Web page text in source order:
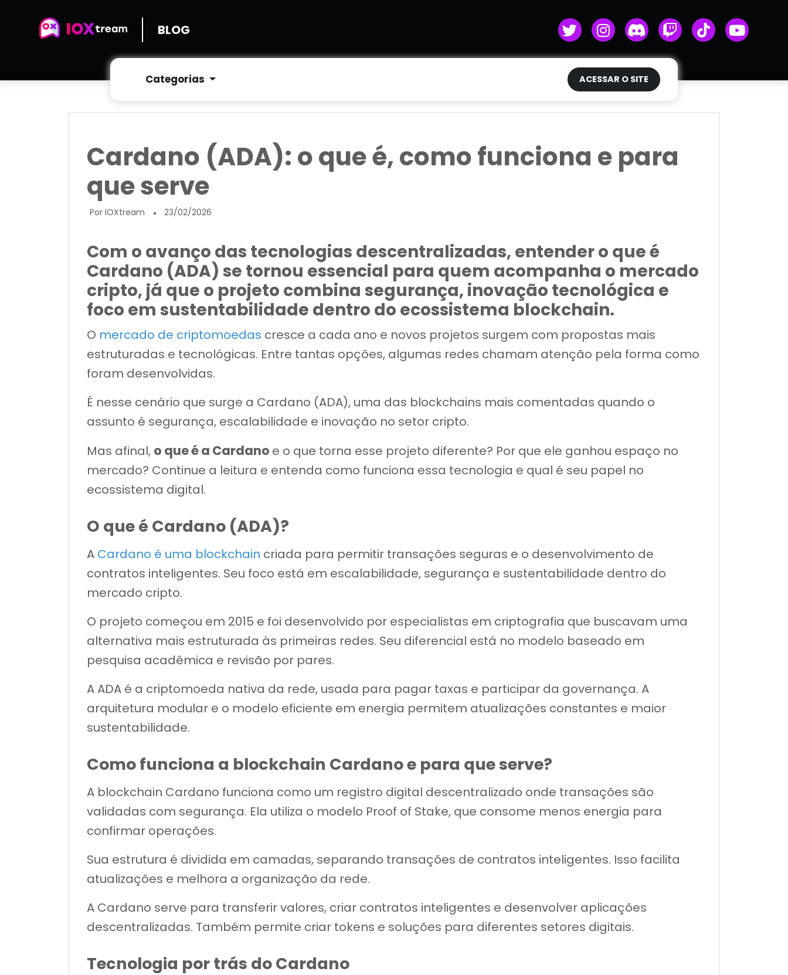
BLOG
Categorias ACESSAR O SITE
Cardano (ADA): o que é, como funciona e para
que serve
Por IOXtream ● 23/02/2026
Com o avanço das tecnologias descentralizadas, entender o que é
Cardano (ADA) se tornou essencial para quem acompanha o mercado
cripto, já que o projeto combina segurança, inovação tecnológica e
foco em sustentabilidade dentro do ecossistema blockchain.
O mercado de criptomoedas cresce a cada ano e novos projetos surgem com propostas mais
estruturadas e tecnológicas. Entre tantas opções, algumas redes chamam atenção pela forma como
foram desenvolvidas.
É nesse cenário que surge a Cardano (ADA), uma das blockchains mais comentadas quando o
assunto é segurança, escalabilidade e inovação no setor cripto.
Mas afinal, o que é a Cardano e o que torna esse projeto diferente? Por que ele ganhou espaço no
mercado? Continue a leitura e entenda como funciona essa tecnologia e qual é seu papel no
ecossistema digital.
O que é Cardano (ADA)?
A Cardano é uma blockchain criada para permitir transações seguras e o desenvolvimento de
contratos inteligentes. Seu foco está em escalabilidade, segurança e sustentabilidade dentro do
mercado cripto.
O projeto começou em 2015 e foi desenvolvido por especialistas em criptografia que buscavam uma
alternativa mais estruturada às primeiras redes. Seu diferencial está no modelo baseado em
pesquisa acadêmica e revisão por pares.
A ADA é a criptomoeda nativa da rede, usada para pagar taxas e participar da governança. A
arquitetura modular e o modelo eficiente em energia permitem atualizações constantes e maior
sustentabilidade.
Como funciona a blockchain Cardano e para que serve?
A blockchain Cardano funciona como um registro digital descentralizado onde transações são
validadas com segurança. Ela utiliza o modelo Proof of Stake, que consome menos energia para
confirmar operações.
Sua estrutura é dividida em camadas, separando transações de contratos inteligentes. Isso facilita
atualizações e melhora a organização da rede.
A Cardano serve para transferir valores, criar contratos inteligentes e desenvolver aplicações
descentralizadas. Também permite criar tokens e soluções para diferentes setores digitais.
Tecnologia por trás do Cardano